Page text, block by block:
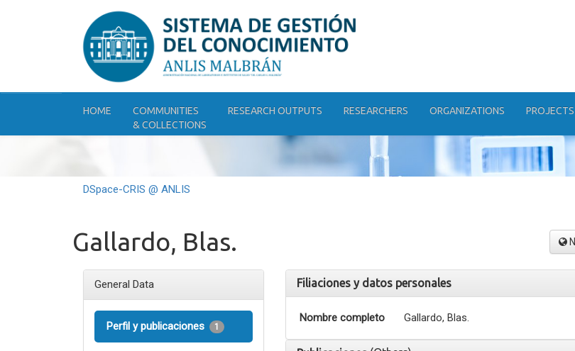
HOME
COMMUNITIES
& COLLECTIONS
RESEARCH OUTPUTS RESEARCHERS ORGANIZATIONS PROJECTS
DSpace-CRIS @ ANLIS
Gallardo, Blas.
General Data
Perfil y publicaciones 1
Filiaciones y datos personales
Nombre completo Gallardo, Blas.